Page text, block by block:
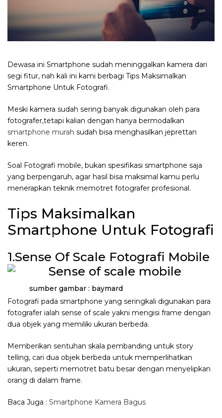
Dewasa ini Smartphone sudah meninggalkan kamera dari
segi fitur, nah kali ini kami berbagi Tips Maksimalkan
Smartphone Untuk Fotografi.
Meski kamera sudah sering banyak digunakan oleh para
fotografer,tetapi kalian dengan hanya bermodalkan
smartphone murah sudah bisa menghasilkan jeprettan
keren.
Soal Fotografi mobile, bukan spesifikasi smartphone saja
yang berpengaruh, agar hasil bisa maksimal kamu perlu
menerapkan teknik memotret fotografer profesional.
Tips Maksimalkan
Smartphone Untuk Fotografi
1.Sense Of Scale Fotografi Mobile
sumber gambar : baymard
Fotografi pada smartphone yang seringkali digunakan para
fotografer ialah sense of scale yakni mengisi frame dengan
dua objek yang memiliki ukuran berbeda.
Memberikan sentuhan skala pembanding untuk story
telling, cari dua objek berbeda untuk memperlihatkan
ukuran, seperti memotret batu besar dengan menyelipkan
orang di dalam frame.
Baca Juga : Smartphone Kamera Bagus